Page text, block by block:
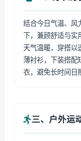
结合今日气温、风
下，兼顾舒适与实
天气温暖，穿搭以
薄衬衫，下装搭配
衣，避免长时间日
三、户外运